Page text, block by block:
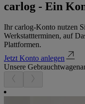
carlog - Ein
Ihr carlog-Konto nutzen
Werkstattterminen, auf
Plattformen.
Jetzt Konto anlegen
Unsere